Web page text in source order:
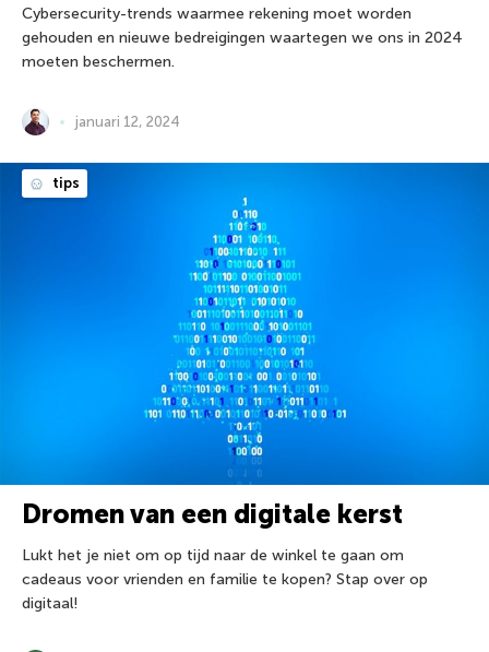
Cybersecurity-trends waarmee rekening moet worden
gehouden en nieuwe bedreigingen waartegen we ons in 2024
moeten beschermen.
januari 12, 2024
tips
Dromen van een digitale kerst
Lukt het je niet om op tijd naar de winkel te gaan om
cadeaus voor vrienden en familie te kopen? Stap over op
digitaal!